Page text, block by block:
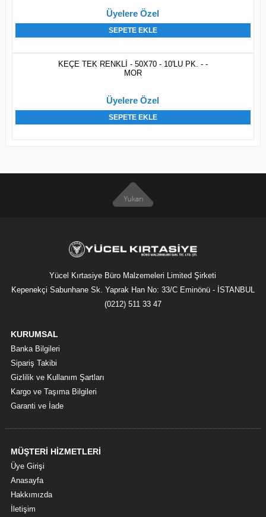
Üyelere Özel
SEPETE EKLE
KEÇE TEK RENKLİ - 50X70 - 10'LU PK. - -
MOR
Üyelere Özel
SEPETE EKLE
Yücel Kırtasiye Büro Malzemeleri Limited Şirketi
Kepenekçi Sabunhane Sk. Yaprak Han No: 33/C Eminönü - İSTANBUL
(0212) 511 33 47
KURUMSAL
Banka Bilgileri
Sipariş Takibi
Gizlilik ve Kullanım Şartları
Kargo ve Taşıma Bilgileri
Garanti ve İade
MÜŞTERİ HİZMETLERİ
Üye Girişi
Anasayfa
Hakkımızda
İletişim